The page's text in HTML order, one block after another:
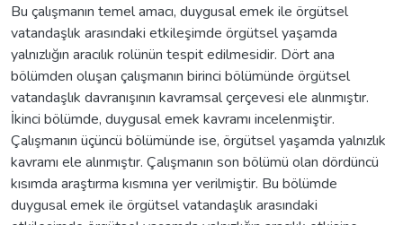
Bu çalışmanın temel amacı, duygusal emek ile örgütsel
vatandaşlık arasındaki etkileşimde örgütsel yaşamda
yalnızlığın aracılık rolünün tespit edilmesidir. Dört ana
bölümden oluşan çalışmanın birinci bölümünde örgütsel
vatandaşlık davranışının kavramsal çerçevesi ele alınmıştır.
İkinci bölümde, duygusal emek kavramı incelenmiştir.
Çalışmanın üçüncü bölümünde ise, örgütsel yaşamda yalnızlık
kavramı ele alınmıştır. Çalışmanın son bölümü olan dördüncü
kısımda araştırma kısmına yer verilmiştir. Bu bölümde
duygusal emek ile örgütsel vatandaşlık arasındaki